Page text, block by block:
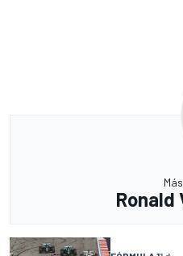
Ronald